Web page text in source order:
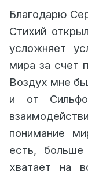
Благодарю
Стихий
усложняет
мира за счет
Воздух мне
и от
понимание
есть,
хватает на